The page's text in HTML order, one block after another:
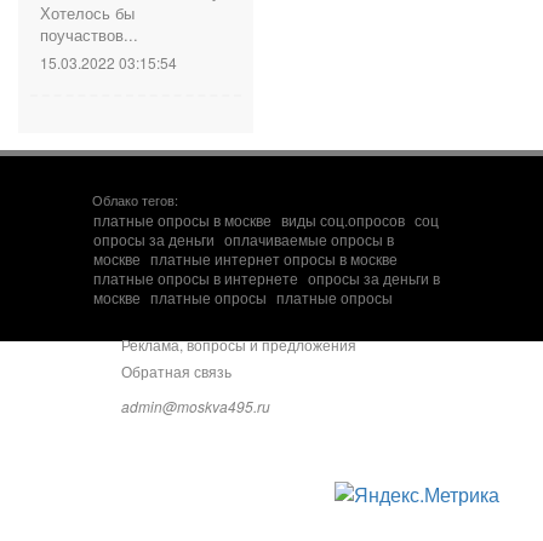
Хотелось бы
поучаствов...
15.03.2022 03:15:54
Облако тегов:
платные опросы в москве виды соц.опросов соц
опросы за деньги оплачиваемые опросы в
москве платные интернет опросы в москве
платные опросы в интернете опросы за деньги в
москве платные опросы платные опросы
Реклама, вопросы и предложения
Обратная связь
admin@moskva495.ru